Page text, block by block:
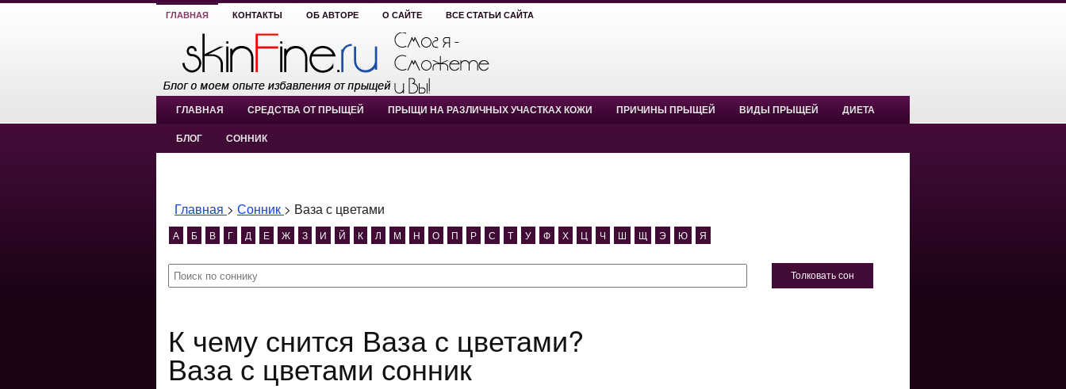
ГЛАВНАЯ КОНТАКТЫ ОБ АВТОРЕ О САЙТЕ ВСЕ СТАТЬИ САЙТА
ГЛАВНАЯ СРЕДСТВА ОТ ПРЫЩЕЙ ПРЫЩИ НА РАЗЛИЧНЫХ УЧАСТКАХ КОЖИ ПРИЧИНЫ ПРЫЩЕЙ ВИДЫ ПРЫЩЕЙ ДИЕТА
БЛОГ СОННИК
Главная > Сонник > Ваза с цветами
А Б В Г Д Е Ж З И Й К Л М Н О П Р С Т У Ф Х Ц Ч Ш Щ Э Ю Я
Толковать сон
К чему снится Ваза с цветами?
Ваза с цветами сонник